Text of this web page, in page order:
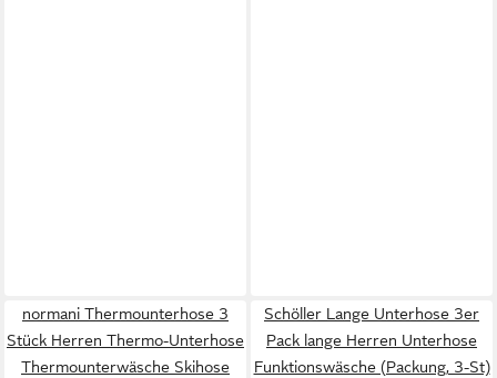
normani Thermounterhose 3
Stück Herren Thermo-Unterhose
Thermounterwäsche Skihose
Schöller Lange Unterhose 3er
Pack lange Herren Unterhose
Funktionswäsche (Packung, 3-St)